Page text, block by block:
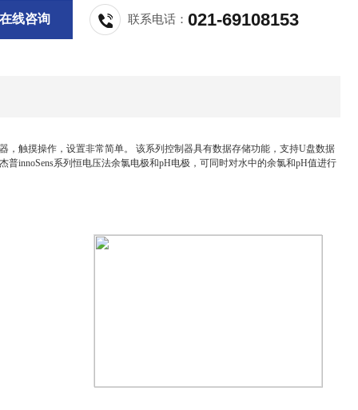
线咨询 联系电话：021-69108153
，触摸操作，设置非常简单。 该系列控制器具有数据存储功能，支持U盘数据
innoSens系列恒电压法余氯电极和pH电极，可同时对水中的余氯和pH值进行